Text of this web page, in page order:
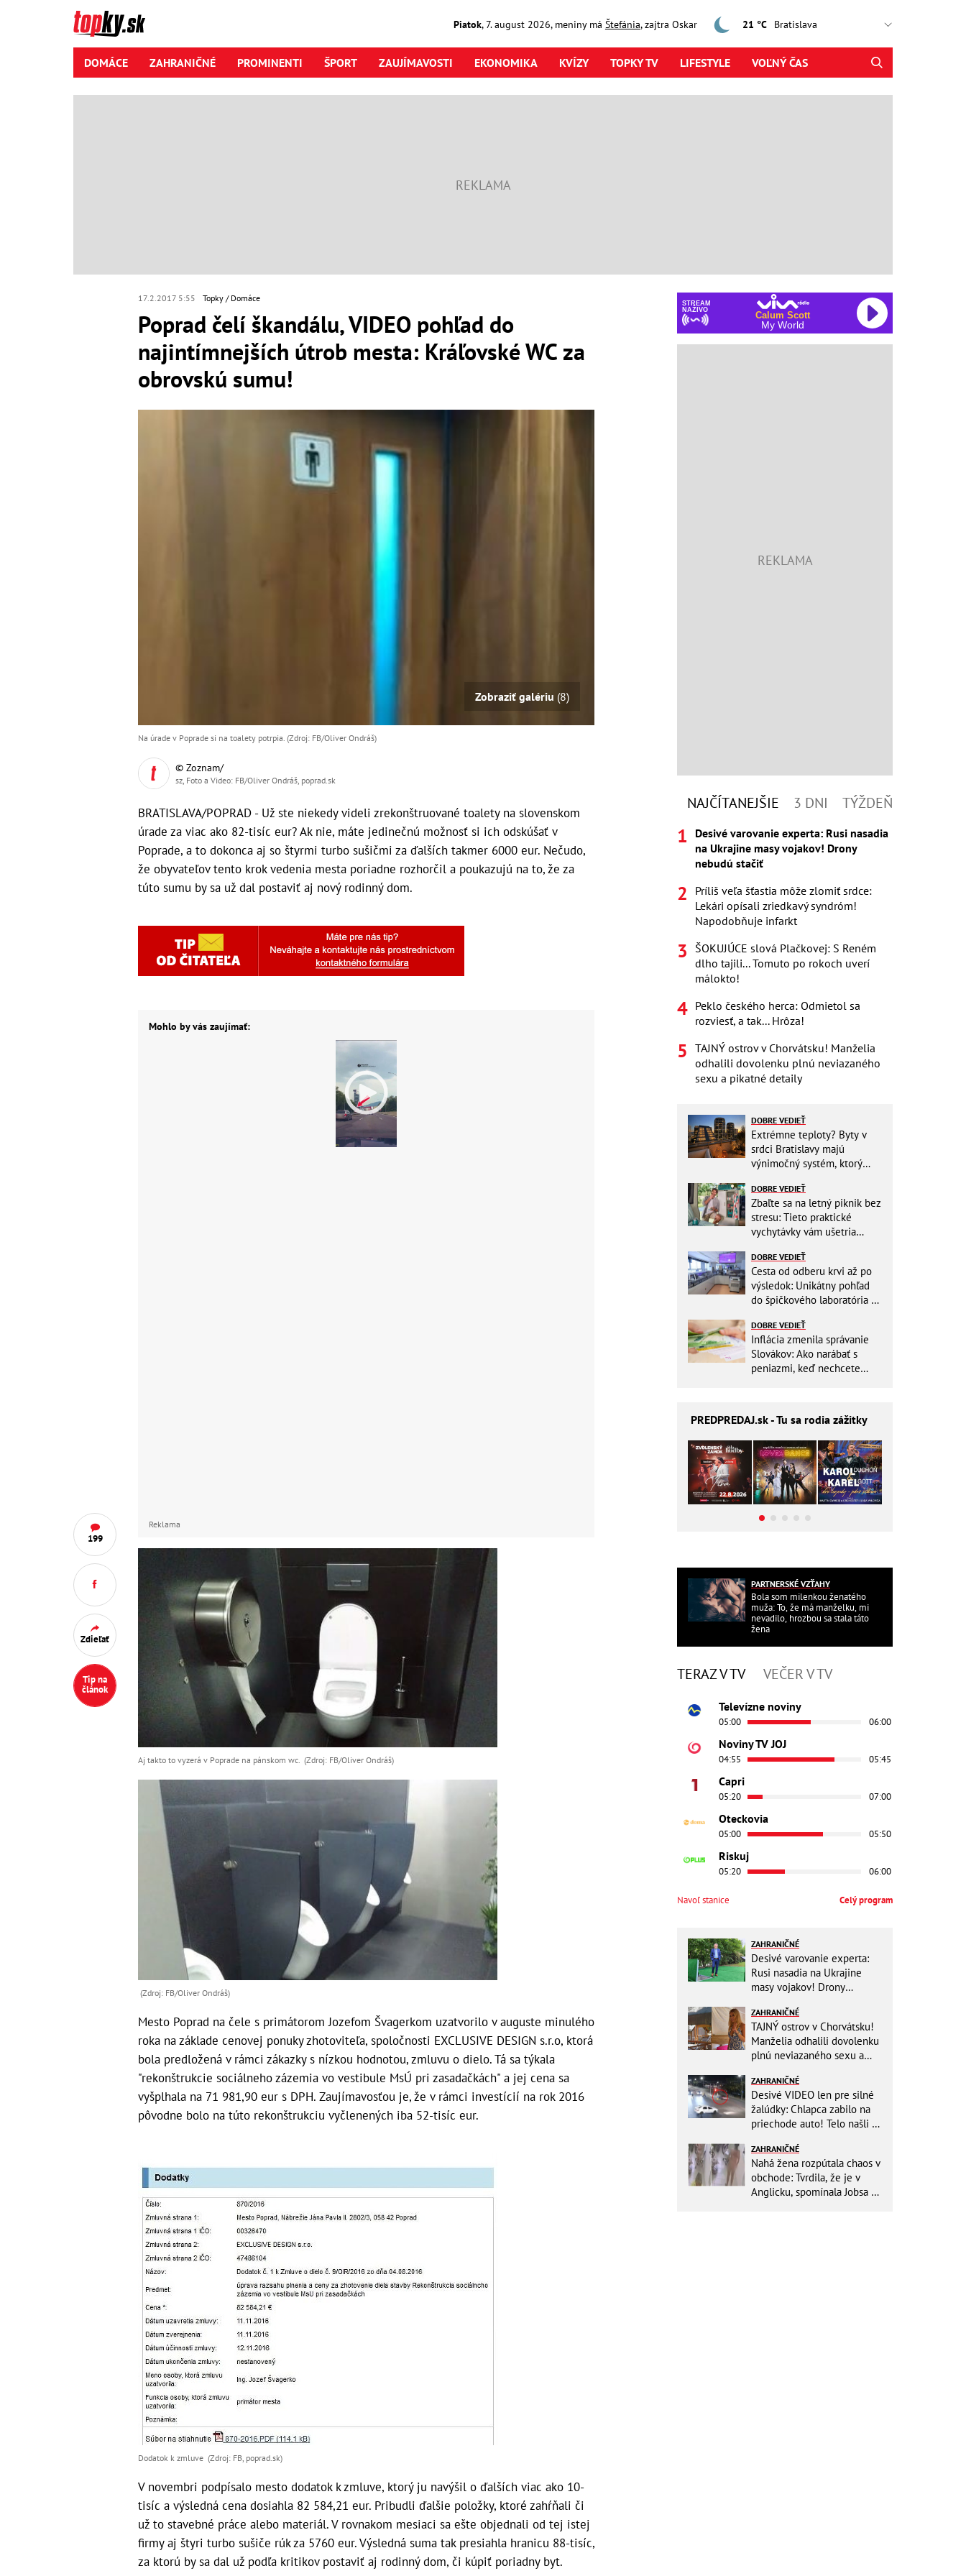
Piatok,7. august2026, meniny má Štefánia, zajtra Oskar 21 °C
DOMÁCE ZAHRANIČNÉ PROMINENTI ŠPORT ZAUJÍMAVOSTI EKONOMIKA KVÍZY TOPKY TV LIFESTYLE VOĽNÝ ČAS
17.2.2017 5:55 Topky Domáce
Poprad čelí škandálu, VIDEO pohľad do
najintímnejších útrob mesta: Kráľovské WC za
obrovskú sumu!
199
Zdieľať
Tip na
článok
Zobraziť galériu (8)
Na úrade v Poprade si na toalety potrpia. (Zdroj: FB/Oliver Ondráš)
© Zoznam/
sz, Foto a Video: FB/Oliver Ondráš, poprad.sk
BRATISLAVA/POPRAD - Už ste niekedy videli zrekonštruované toalety na slovenskom
úrade za viac ako 82-tisíc eur? Ak nie, máte jedinečnú možnosť si ich odskúšať v
Poprade, a to dokonca aj so štyrmi turbo sušičmi za ďalších takmer 6000 eur. Nečudo,
že obyvateľov tento krok vedenia mesta poriadne rozhorčil a poukazujú na to, že za
túto sumu by sa už dal postaviť aj nový rodinný dom.
Mohlo by vás zaujímať:
Reklama
Aj takto to vyzerá v Poprade na pánskom wc. (Zdroj: FB/Oliver Ondráš)
(Zdroj: FB/Oliver Ondráš)
Mesto Poprad na čele s primátorom Jozefom Švagerkom uzatvorilo v auguste minulého
roka na základe cenovej ponuky zhotoviteľa, spoločnosti EXCLUSIVE DESIGN s.r.o, ktorá
bola predložená v rámci zákazky s nízkou hodnotou, zmluvu o dielo. Tá sa týkala
"rekonštrukcie sociálneho zázemia vo vestibule MsÚ pri zasadačkách" a jej cena sa
vyšplhala na 71 981,90 eur s DPH. Zaujímavosťou je, že v rámci investícií na rok 2016
pôvodne bolo na túto rekonštrukciu vyčlenených iba 52-tisíc eur.
Dodatok k zmluve (Zdroj: FB, poprad.sk)
V novembri podpísalo mesto dodatok k zmluve, ktorý ju navýšil o ďalších viac ako 10-
tisíc a výsledná cena dosiahla 82 584,21 eur. Pribudli ďalšie položky, ktoré zahŕňali či
už to stavebné práce alebo materiál. V rovnakom mesiaci sa ešte objednali od tej istej
firmy aj štyri turbo sušiče rúk za 5760 eur. Výsledná suma tak presiahla hranicu 88-tisíc,
za ktorú by sa dal už podľa kritikov postaviť aj rodinný dom, či kúpiť poriadny byt.
STREAM
NAŽIVO
Calum Scott
My World
NAJČÍTANEJŠIE 3 DNI TÝŽDEŇ
Desivé varovanie experta: Rusi nasadia
na Ukrajine masy vojakov! Drony
nebudú stačiť
Príliš veľa šťastia môže zlomiť srdce:
Lekári opísali zriedkavý syndróm!
Napodobňuje infarkt
ŠOKUJÚCE slová Plačkovej: S Reném
dlho tajili... Tomuto po rokoch uverí
málokto!
Peklo českého herca: Odmietol sa
rozviesť, a tak... Hrôza!
TAJNÝ ostrov v Chorvátsku! Manželia
odhalili dovolenku plnú neviazaného
sexu a pikatné detaily
DOBRE VEDIEŤ
Extrémne teploty? Byty v
srdci Bratislavy majú
výnimočný systém, ktorý
DOBRE VEDIEŤ
Zbaľte sa na letný piknik bez
stresu: Tieto praktické
vychytávky vám ušetria
DOBRE VEDIEŤ
Cesta od odberu krvi až po
výsledok: Unikátny pohľad
do špičkového laboratória na
DOBRE VEDIEŤ
Inflácia zmenila správanie
Slovákov: Ako narábať s
peniazmi, keď nechcete
PREDPREDAJ.sk - Tu sa rodia zážitky
PARTNERSKÉ VZŤAHY
Bola som milenkou ženatého
muža: To, že má manželku, mi
nevadilo, hrozbou sa stala táto
žena
TERAZ V TV VEČER V TV
Televízne noviny
05:00 06:00
Noviny TV JOJ
04:55 05:45
Capri
05:20 07:00
Oteckovia
05:00 05:50
Riskuj
05:20 06:00
Navoľ stanice Celý program
ZAHRANIČNÉ
Desivé varovanie experta:
Rusi nasadia na Ukrajine
masy vojakov! Drony
ZAHRANIČNÉ
TAJNÝ ostrov v Chorvátsku!
Manželia odhalili dovolenku
plnú neviazaného sexu a
ZAHRANIČNÉ
Desivé VIDEO len pre silné
žalúdky: Chlapca zabilo na
priechode auto! Telo našli o
ZAHRANIČNÉ
Nahá žena rozpútala chaos v
obchode: Tvrdila, že je v
Anglicku, spomínala Jobsa aj